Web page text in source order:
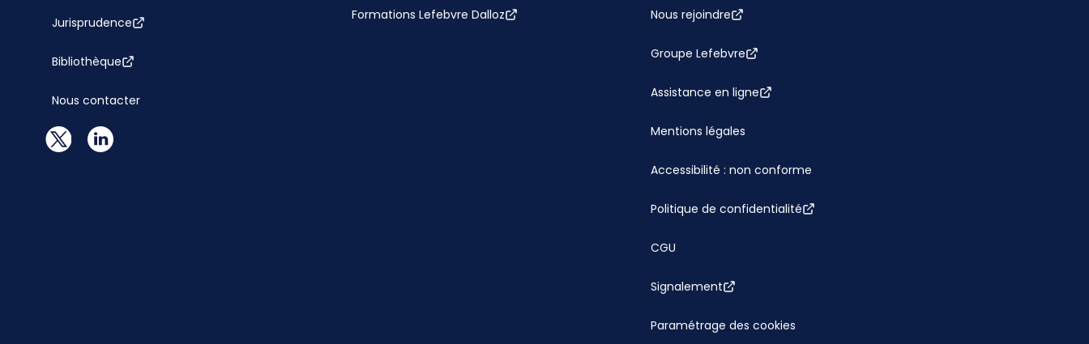
Jurisprudence
Bibliothèque
Nous contacter
Formations Lefebvre Dalloz Nous rejoindre
Groupe Lefebvre
Assistance en ligne
Mentions légales
Accessibilité : non conforme
Politique de confidentialité
CGU
Signalement
Paramétrage des cookies